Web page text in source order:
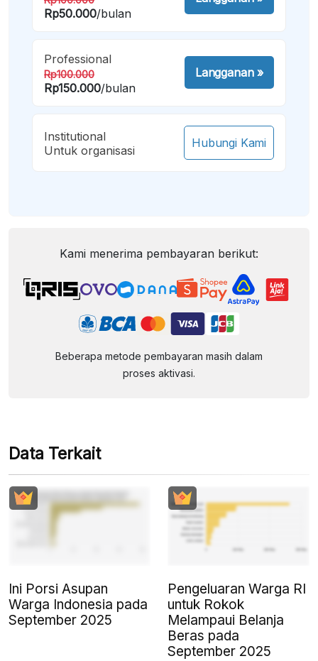
Rp50.000/bulan
Professional
Rp100.000
Rp150.000/bulan
Langganan»
Institutional
Untuk organisasi
Hubungi Kami
Kami menerima pembayaran berikut:
Beberapa metode pembayaran masih dalam
proses aktivasi.
Data Terkait
Ini Porsi Asupan
Warga Indonesia pada
September 2025
Pengeluaran Warga RI
untuk Rokok
Melampaui Belanja
Beras pada
September 2025